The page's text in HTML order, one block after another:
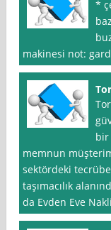
*
makinesi not:
bir
memnun
sektördeki
taşımacılık
da Evden Eve